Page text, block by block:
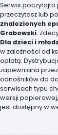
Serwis
przeczytasz lub
znalezionych
Grabowski.
Dla dzieci i
w zależności od
opłatą.
zapewniana
odnośników do
serwisach typu
wersji
jest dostępny w